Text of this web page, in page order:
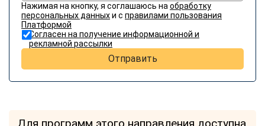
Нажимая на кнопку, я соглашаюсь на обработку
персональных данныхи с правилами пользования
Платформой
Согласен на получение информационной и
рекламной рассылки
Отправить
Для программ этого направления доступна